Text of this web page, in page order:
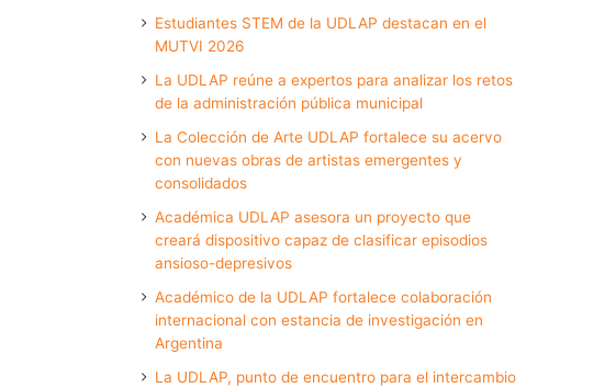
Estudiantes STEM de la UDLAP destacan en el
MUTVI 2026
La UDLAP reúne a expertos para analizar los retos
de la administración pública municipal
La Colección de Arte UDLAP fortalece su acervo
con nuevas obras de artistas emergentes y
consolidados
Académica UDLAP asesora un proyecto que
creará dispositivo capaz de clasificar episodios
ansioso-depresivos
Académico de la UDLAP fortalece colaboración
internacional con estancia de investigación en
Argentina
La UDLAP, punto de encuentro para el intercambio